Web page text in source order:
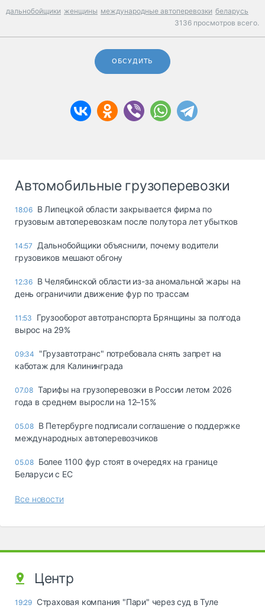
дальнобойщики женщины международные автоперевозки беларусь
3136 просмотров всего.
ОБСУДИТЬ
Автомобильные грузоперевозки
18:06 В Липецкой области закрывается фирма по
грузовым автоперевозкам после полутора лет убытков
14:57
Дальнобойщики объяснили, почему водители
грузовиков мешают обгону
12:36 В Челябинской области из-за аномальной жары на
день ограничили движение фур по трассам
11:53
Грузооборот автотранспорта Брянщины за полгода
вырос на 29%
09:34
"Грузавтотранс" потребовала снять запрет на
каботаж для Калининграда
07.08 Тарифы на грузоперевозки в России летом 2026
года в среднем выросли на 12–15%
05.08 В Петербурге подписали соглашение о поддержке
международных автоперевозчиков
05.08 Более 1100 фур стоят в очередях на границе
Беларуси с ЕС
Все новости
Центр
19:29 Страховая компания "Пари" через суд в Туле